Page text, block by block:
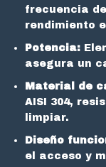
frecuencia
rendimiento
Potencia:
asegura un
Material de
AISI 304,
limpiar.
Diseño
el acceso y